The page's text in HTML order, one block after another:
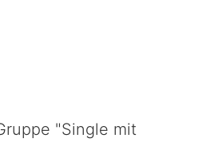
"Single mit